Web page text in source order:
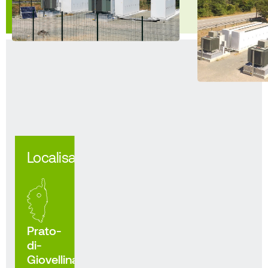
Accueil
Mentions légales et CGU
Politique de protection des données et Cookies
Localisation
Prato-
di-
Giovellina,